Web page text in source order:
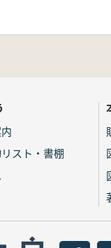
スト・書棚